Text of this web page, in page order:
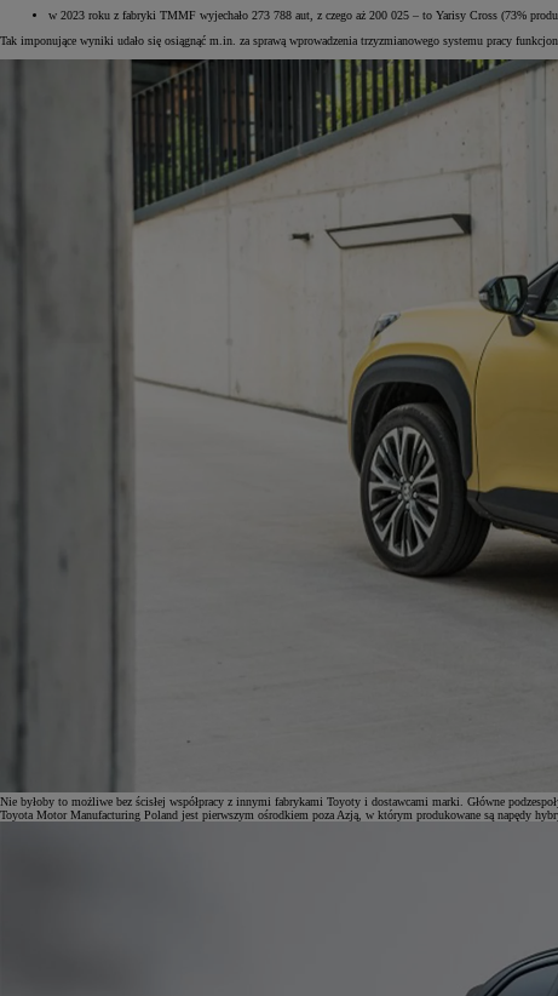
w 2023 roku z fabryki TMMF wyjechało 273 788 aut, z czego aż 200 025 – to Yarisy Cross (73%
Tak imponujące wyniki udało się osiągnąć m.in. za sprawą wprowadzenia trzyzmianowego systemu pracy
Nie byłoby to możliwe bez ścisłej współpracy z innymi fabrykami Toyoty i dostawcami marki. Główne
Toyota Motor Manufacturing Poland jest pierwszym ośrodkiem poza Azją, w którym produkowane są napędy